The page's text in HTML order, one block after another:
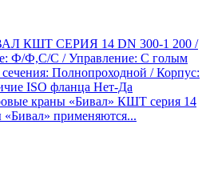
КШТ СЕРИЯ 14 DN 300-1 200 /
Ф/Ф,С/С / Управление: С голым
Полнопроходной / Корпус:
ISO фланца Нет-Да
краны «Бивал» КШТ серия 14
применяются...